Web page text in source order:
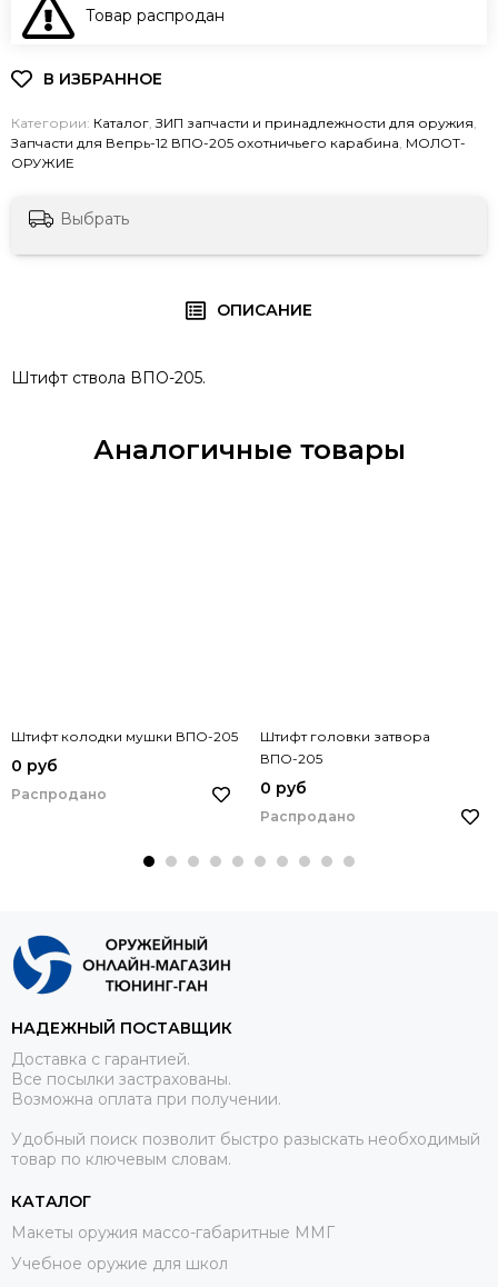
Товар распродан
Категории: Каталог,ЗИП запчасти и принадлежности для оружия,
Запчасти для Вепрь-12 ВПО-205 охотничьего карабина, МОЛОТ-
ОРУЖИЕ
Выбрать
ОПИСАНИЕ
Штифт ствола ВПО-205.
Аналогичные товары
Штифт колодки мушки ВПО-205
0 руб
Распродано
Штифт головки затвора
ВПО-205
0 руб
Распродано
НАДЕЖНЫЙ ПОСТАВЩИК
Доставка с гарантией.
Все посылки застрахованы.
Возможна оплата при получении.
Удобный поиск позволит быстро разыскать необходимый
товар по ключевым словам.
КАТАЛОГ
Макеты оружия массо-габаритные ММГ
Учебное оружие для школ